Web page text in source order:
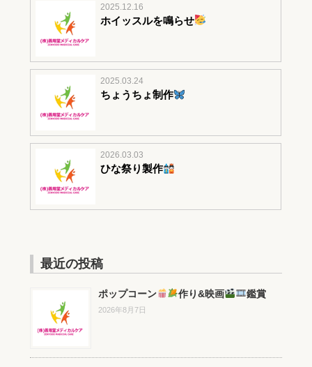
2025.12.16
ホイッスルを鳴らせ
2025.03.24
ちょうちょ制作
2026.03.03
ひな祭り製作
最近の投稿
ポップコーン 作り&映画 鑑賞
2026年8月7日